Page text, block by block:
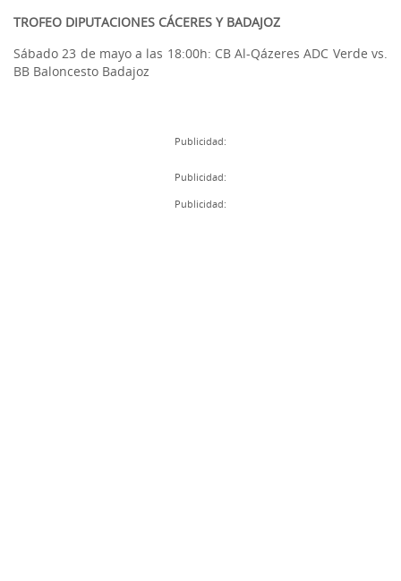
TROFEO DIPUTACIONES CÁCERES Y BADAJOZ
Sábado 23 de mayo a las 18:00h: CB Al-Qázeres ADC Verde vs.
BB Baloncesto Badajoz
Publicidad:
Publicidad:
Publicidad: